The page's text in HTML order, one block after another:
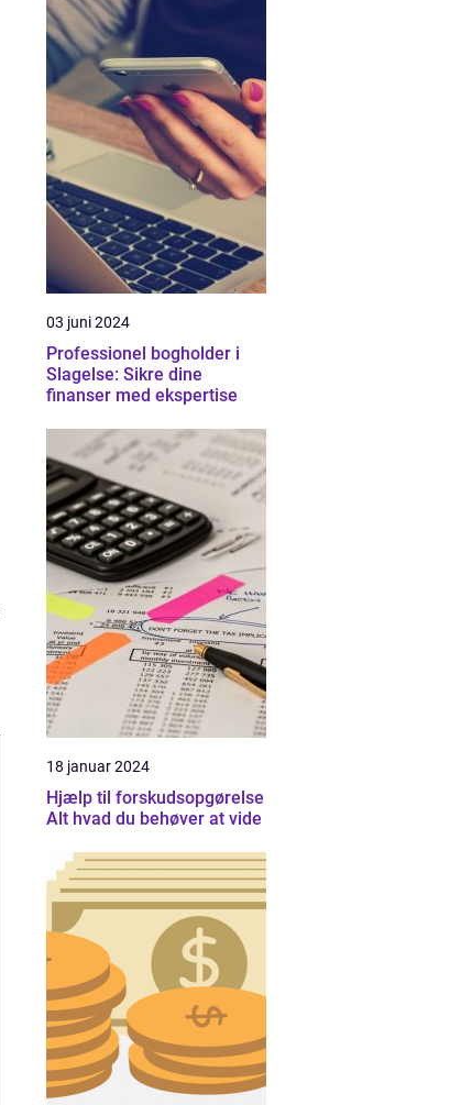
03 juni 2024
Professionel bogholder i
Slagelse: Sikre dine
finanser med ekspertise
18 januar 2024
Hjælp til forskudsopgørelse
Alt hvad du behøver at vide